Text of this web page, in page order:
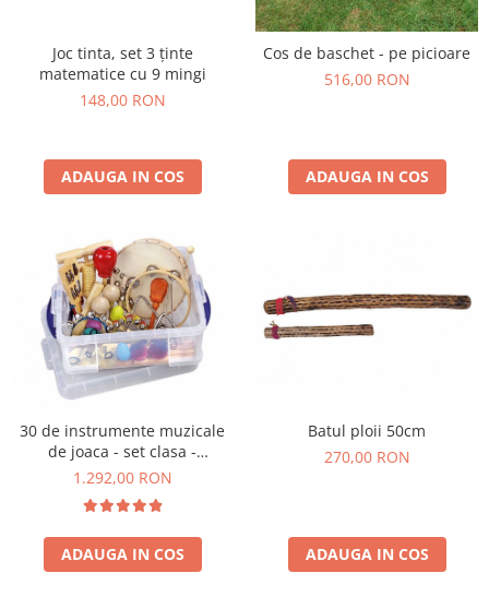
Joc tinta, set 3 ținte
matematice cu 9 mingi
148,00 RON
ADAUGA IN COS
Cos de baschet - pe picioare
516,00 RON
ADAUGA IN COS
30 de instrumente muzicale
de joaca - set clasa -
ritmicitate
1.292,00 RON
ADAUGA IN COS
Batul ploii 50cm
270,00 RON
ADAUGA IN COS